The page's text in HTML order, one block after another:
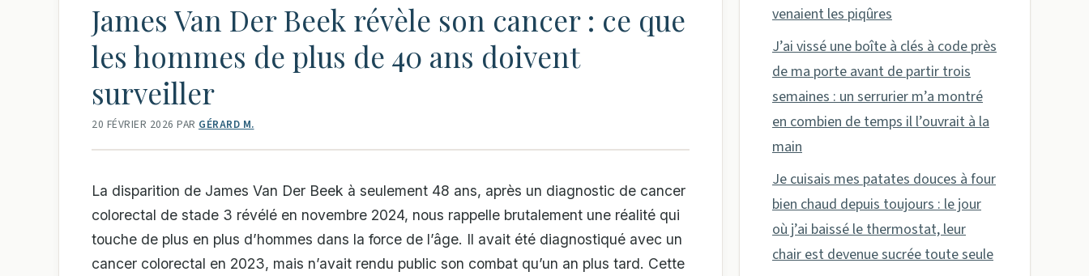
James Van Der Beek révèle son cancer : ce que
les hommes de plus de 40 ans doivent
surveiller
20 FÉVRIER 2026 PAR GÉRARD M.
La disparition de James Van Der Beek à seulement 48 ans, après un diagnostic de cancer
colorectal de stade 3 révélé en novembre 2024, nous rappelle brutalement une réalité qui
touche de plus en plus d’hommes dans la force de l’âge. Il avait été diagnostiqué avec un
cancer colorectal en 2023, mais n’avait rendu public son combat qu’un an plus tard. Cette
venaient les piqûres
J’ai vissé une boîte à clés à code près
de ma porte avant de partir trois
semaines : un serrurier m’a montré
en combien de temps il l’ouvrait à la
main
Je cuisais mes patates douces à four
bien chaud depuis toujours : le jour
où j’ai baissé le thermostat, leur
chair est devenue sucrée toute seule